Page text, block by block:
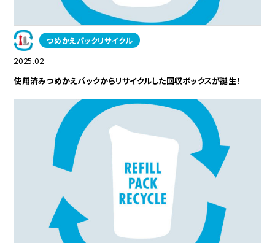
つめかえパックリサイクル
2025.02
使用済みつめかえパックからリサイクルした回収ボックスが誕生！